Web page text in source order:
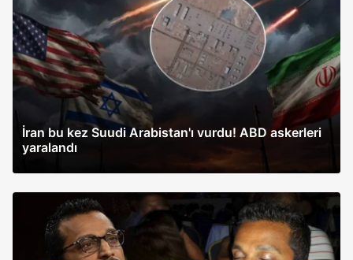
İran bu kez Suudi Arabistan'ı vurdu! ABD askerleri
yaralandı